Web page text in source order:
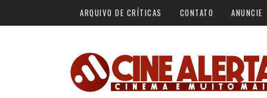
ARQUIVO DE CRÍTICAS CONTATO ANUNCIE